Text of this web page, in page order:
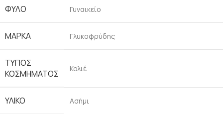
ΦΎΛΟ Γυναικείο
ΜΆΡΚΑ Γλυκοφρύδης
ΤΎΠΟΣ
ΚΟΣΜΉΜΑΤΟΣ
Κολιέ
ΥΛΙΚΌ Ασήμι